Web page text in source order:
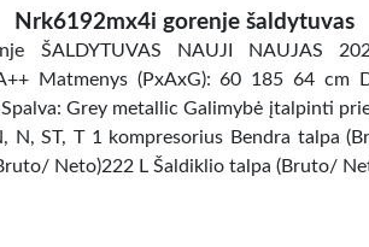
Nrk6192mx4i gorenje šaldytuvas
ŠALDYTUVAS NAUJI NAUJAS
Matmenys (PxAxG): 60 185 64 cm
Grey metallic Galimybė įtalpinti
N, ST, T 1 kompresorius Bendra talpa
Neto)222 L Šaldiklio talpa (Bruto/